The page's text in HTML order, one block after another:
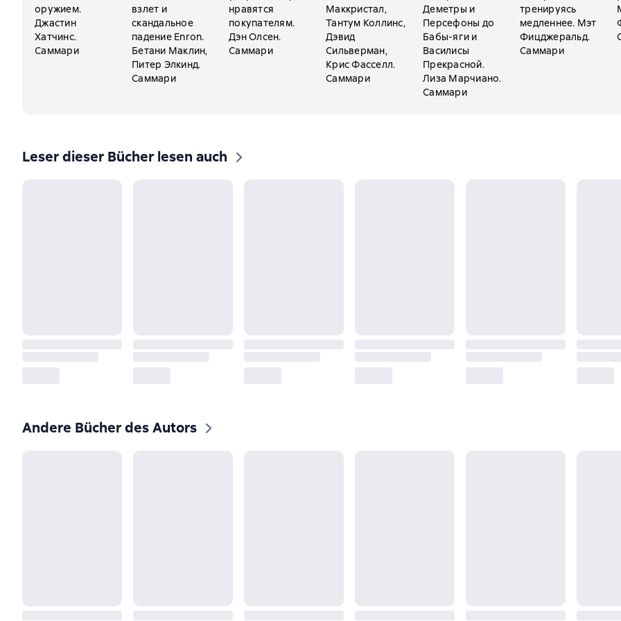
оружием.
Джастин
Хатчинс.
Саммари
взлет и
скандальное
падение Enron.
Бетани Маклин,
Питер Элкинд.
Саммари
нравятся
покупателям.
Дэн Олсен.
Саммари
Маккристал,
Тантум Коллинс,
Дэвид
Сильверман,
Крис Фасселл.
Саммари
Деметры и
Персефоны до
Бабы-яги и
Василисы
Прекрасной.
Лиза Марчиано.
Саммари
тренируясь
медленнее. Мэт
Фицджеральд.
Саммари
Leser dieser Bücher lesen auch
Andere Bücher des Autors